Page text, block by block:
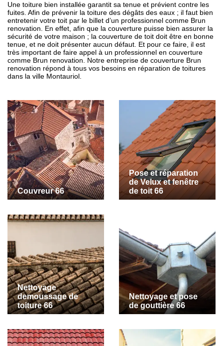
Une toiture bien installée garantit sa tenue et prévient contre les
fuites. Afin de prévenir la toiture des dégâts des eaux ; il faut bien
entretenir votre toit par le billet d’un professionnel comme Brun
renovation. En effet, afin que la couverture puisse bien assurer la
sécurité de votre maison ; la couverture de toit doit être en bonne
tenue, et ne doit présenter aucun défaut. Et pour ce faire, il est
très important de faire appel à un professionnel en couverture
comme Brun renovation. Notre entreprise de couverture Brun
renovation répond à tous vos besoins en réparation de toitures
dans la ville Montauriol.
Couvreur 66
Pose et réparation
de Velux et fenêtre
de toit 66
Nettoyage
demoussage de
toiture 66
Nettoyage et pose
de gouttière 66